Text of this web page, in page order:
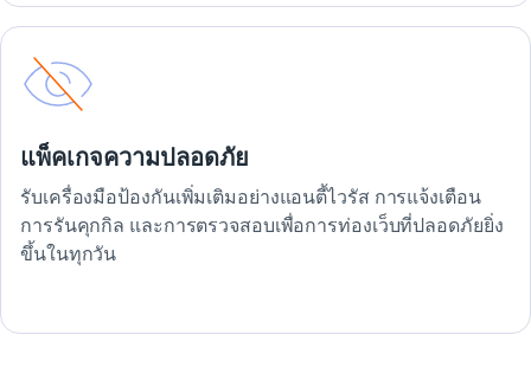
แพ็คเกจความปลอดภัย
รับเครื่องมือป้องกันเพิ่มเติมอย่างแอนตี้ไวรัส การแจ้งเตือน
การรันคุกกิล และการตรวจสอบเพื่อการท่องเว็บที่ปลอดภัยยิ่ง
ขึ้นในทุกวัน